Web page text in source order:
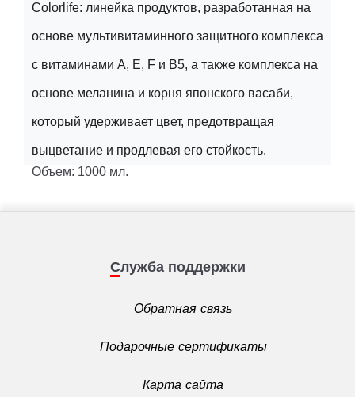
Colorlife: линейка продуктов, разработанная на
основе мультивитаминного защитного комплекса
с витаминами A, E, F и B5, а также комплекса на
основе меланина и корня японского васаби,
который удерживает цвет, предотвращая
выцветание и продлевая его стойкость.
Объем: 1000 мл.
Служба поддержки
Обратная связь
Подарочные сертификаты
Карта сайта